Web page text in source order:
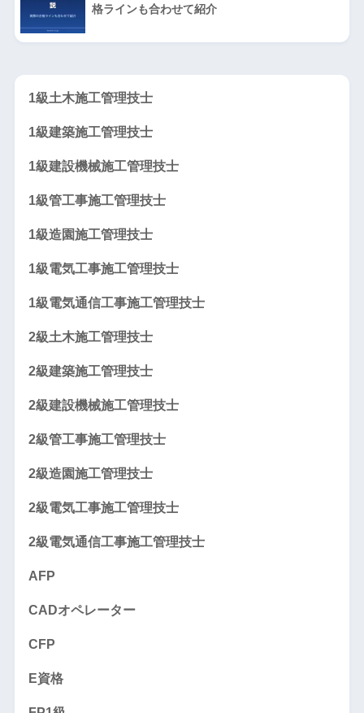
格ラインも合わせて紹介
1級土木施工管理技士
1級建築施工管理技士
1級建設機械施工管理技士
1級管工事施工管理技士
1級造園施工管理技士
1級電気工事施工管理技士
1級電気通信工事施工管理技士
2級土木施工管理技士
2級建築施工管理技士
2級建設機械施工管理技士
2級管工事施工管理技士
2級造園施工管理技士
2級電気工事施工管理技士
2級電気通信工事施工管理技士
AFP
CADオペレーター
CFP
E資格